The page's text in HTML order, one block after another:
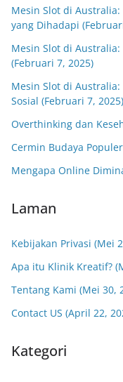
Mesin Slot di
yang Dihadapi
Mesin Slot di Australia:
(Februari 7, 2025)
Mesin Slot di
Sosial (Februari 7, 2025)
Overthinking dan
Cermin Budaya
Mengapa Online
Laman
Kebijakan Privasi (Mei
Apa itu Klinik Kreatif?
Tentang Kami (Mei 30,
Contact US (April 22,
Kategori